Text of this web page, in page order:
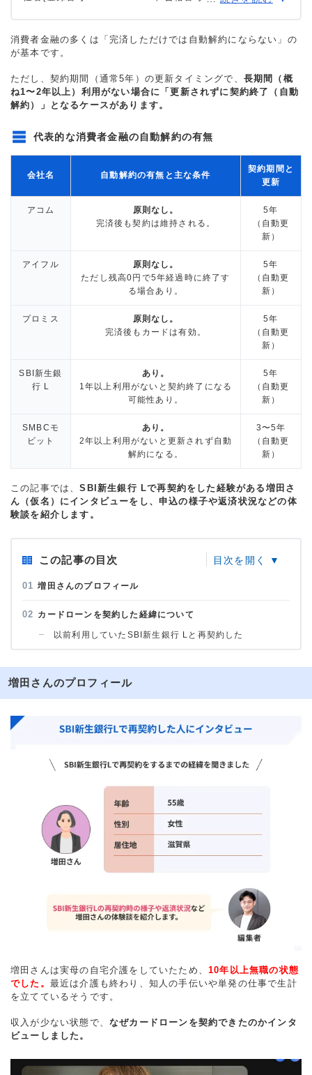
ン、FX、不動産、保険など、多くの金融領域における情報
メディアの編集・監修に携わり、実績は計2000本以上。ロ
と事実に基づいた信頼性の高い情報発信を心がけている。
＞＞公式ページ
消費者金融の多くは「完済しただけでは自動解約にならない」の
が基本です。
ただし、契約期間（通常5年）の更新タイミングで、 長期間（概
ね1〜2年以上）利用がない場合に「更新されずに契約終了（自動
解約）」となるケースがあります。
代表的な消費者金融の自動解約の有無
会社名 自動解約の有無と主な条件
契約期間と
更新
アコム
原則なし。
完済後も契約は維持される。
5年
（自動更
新）
アイフル
原則なし。
ただし残高0円で5年経過時に終了す
る場合あり。
5年
（自動更
新）
プロミス
原則なし。
完済後もカードは有効。
5年
（自動更
新）
SBI新生銀
行 L
あり。
1年以上利用がないと契約終了になる
可能性あり。
5年
（自動更
新）
SMBCモ
ビット
あり。
2年以上利用がないと更新されず自動
解約になる。
3〜5年
（自動更
新）
この記事では、SBI新生銀行 Lで再契約をした経験がある増田さ
ん（仮名）にインタビューをし、申込の様子や返済状況などの体
験談を紹介します。
この記事の目次
増田さんのプロフィール
カードローンを契約した経緯について
以前利用していたSBI新生銀行 Lと再契約した
増田さんのプロフィール
増田さんは実母の自宅介護をしていたため、 10年以上無職の状態
でした。 最近は介護も終わり、知人の手伝いや単発の仕事で生計
を立てているそうです。
収入が少ない状態で、 なぜカードローンを契約できたのかインタ
ビューしました。